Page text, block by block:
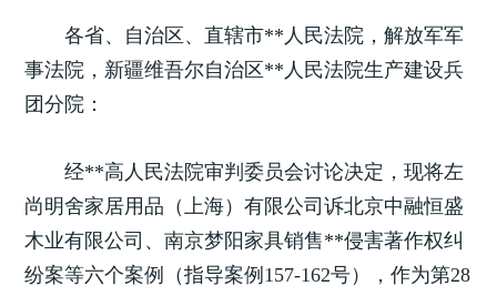
各省、自治区、直辖市**人民法院，解放军军
事法院，新疆维吾尔自治区**人民法院生产建设兵
团分院：
经**高人民法院审判委员会讨论决定，现将左
尚明舍家居用品（上海）有限公司诉北京中融恒盛
木业有限公司、南京梦阳家具销售**侵害著作权纠
纷案等六个案例（指导案例157-162号），作为第28